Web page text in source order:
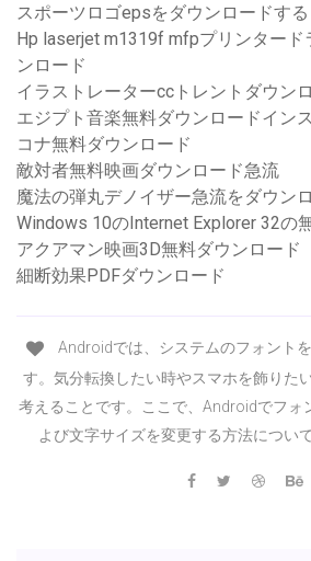
スポーツロゴepsをダウンロードする
Hp laserjet m1319f mfpプリンタード
ンロード
イラストレーターccトレントダウン
エジプト音楽無料ダウンロードイン
コナ無料ダウンロード
敵対者無料映画ダウンロード急流
魔法の弾丸デノイザー急流をダウン
Windows 10のInternet Explorer 32の
アクアマン映画3D無料ダウンロード
細断効果PDFダウンロード
Androidでは、システムのフォント
す。気分転換したい時やスマホを飾りた
考えることです。ここで、Androidでフォ
よび文字サイズを変更する方法につい